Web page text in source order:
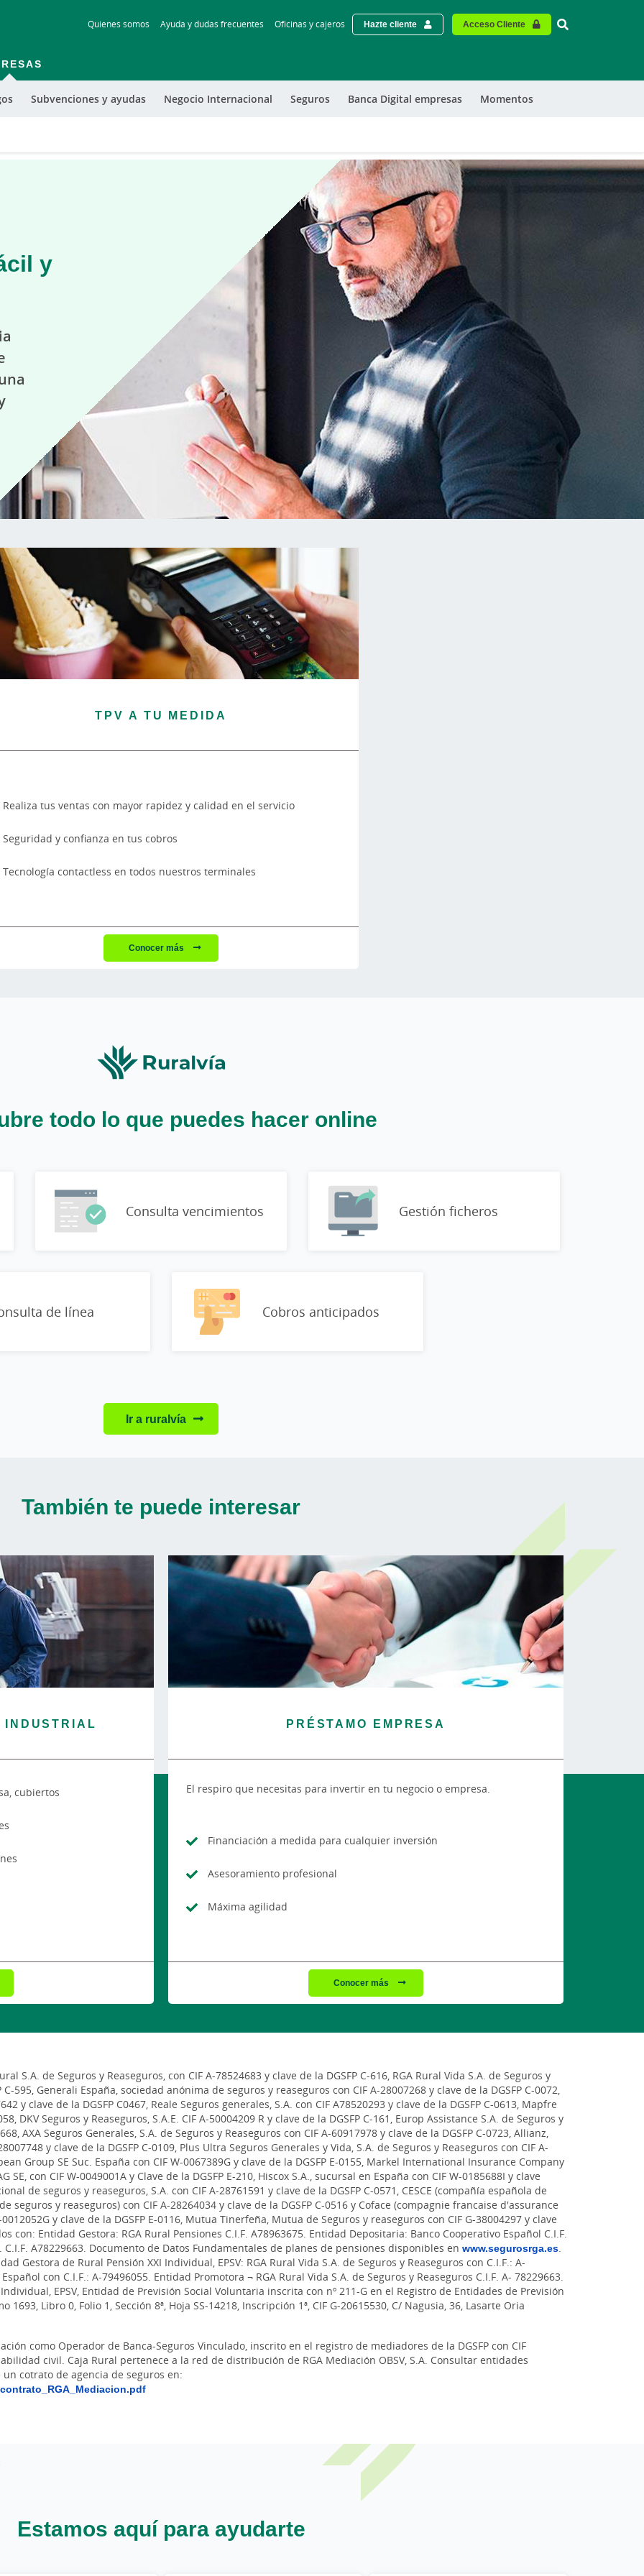
to
Quienes somos Ayuda y dudas frecuentes Oficinas y cajeros Hazte cliente Acceso Cliente Vinculo -
Subvenciones y ayudas Negocio Internacional Seguros Banca Digital empresas Momentos
y
TPV A TU MEDIDA
Realiza tus ventas con mayor rapidez y calidad en el servicio
Seguridad y confianza en tus cobros
Tecnología contactless en todos nuestros terminales
Conocer más
todo lo que puedes hacer online
Consulta vencimientos Gestión ficheros
de línea Cobros anticipados
Ir a ruralvía
También te puede interesar
INDUSTRIAL
cubiertos
PRÉSTAMO EMPRESA
El respiro que necesitas para invertir en tu negocio o empresa.
Financiación a medida para cualquier inversión
Asesoramiento profesional
Máxima agilidad
Conocer más
S.A. de Seguros y Reaseguros, con CIF A-78524683 y clave de la DGSFP C-616, RGA Rural Vida S.A. de Seguros y
595, Generali España, sociedad anónima de seguros y reaseguros con CIF A-28007268 y clave de la DGSFP C-0072,
y clave de la DGSFP C0467, Reale Seguros generales, S.A. con CIF A78520293 y clave de la DGSFP C-0613, Mapfre
DKV Seguros y Reaseguros, S.A.E. CIF A-50004209 R y clave de la DGSFP C-161, Europ Assistance S.A. de Seguros y
AXA Seguros Generales, S.A. de Seguros y Reaseguros con CIF A-60917978 y clave de la DGSFP C-0723, Allianz,
y clave de la DGSFP C-0109, Plus Ultra Seguros Generales y Vida, S.A. de Seguros y Reaseguros con CIF A-
Group SE Suc. España con CIF W-0067389G y clave de la DGSFP E-0155, Markel International Insurance Company
SE, con CIF W-0049001A y Clave de la DGSFP E-210, Hiscox S.A., sucursal en España con CIF W-0185688I y clave
de seguros y reaseguros, S.A. con CIF A-28761591 y clave de la DGSFP C-0571, CESCE (compañía española de
seguros y reaseguros) con CIF A-28264034 y clave de la DGSFP C-0516 y Coface (compagnie francaise d'assurance
y clave de la DGSFP E-0116, Mutua Tinerfeña, Mutua de Seguros y reaseguros con CIF G-38004297 y clave
con: Entidad Gestora: RGA Rural Pensiones C.I.F. A78963675. Entidad Depositaria: Banco Cooperativo Español C.I.F.
C.I.F. A78229663. Documento de Datos Fundamentales de planes de pensiones disponibles en www.segurosrga.es
Gestora de Rural Pensión XXI Individual, EPSV: RGA Rural Vida S.A. de Seguros y Reaseguros con C.I.F.: A-
con C.I.F.: A-79496055. Entidad Promotora ¬ RGA Rural Vida S.A. de Seguros y Reaseguros C.I.F. A- 78229663.
EPSV, Entidad de Previsión Social Voluntaria inscrita con nº 211-G en el Registro de Entidades de Previsión
Libro 0, Folio 1, Sección 8ª, Hoja SS-14218, Inscripción 1ª, CIF G-20615530, C/ Nagusia, 36, Lasarte Oria
como Operador de Banca-Seguros Vinculado, inscrito en el registro de mediadores de la DGSFP con CIF
civil. Caja Rural pertenece a la red de distribución de RGA Mediación OBSV, S.A. Consultar entidades
cotrato de agencia de seguros en:
Estamos aquí para ayudarte